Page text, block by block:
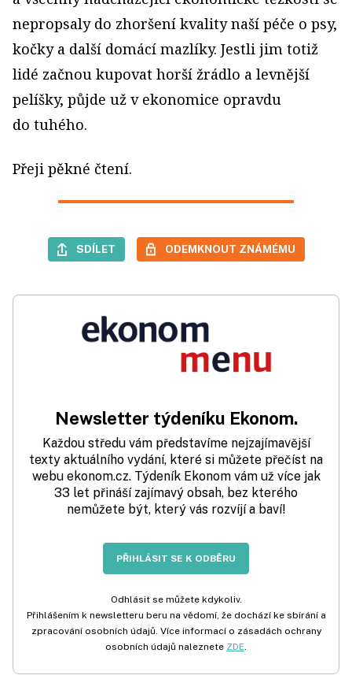
nepropsaly do zhoršení kvality naší péče o psy,
kočky a další domácí mazlíky. Jestli jim totiž
lidé začnou kupovat horší žrádlo a levnější
pelíšky, půjde už v ekonomice opravdu
do tuhého.
Přeji pěkné čtení.
SDÍLET ODEMKNOUT ZNÁMÉMU
Newsletter týdeníku Ekonom.
Každou středu vám představíme nejzajímavější
texty aktuálního vydání, které si můžete přečíst na
webu ekonom.cz. Týdeník Ekonom vám už více jak
33 let přináší zajímavý obsah, bez kterého
nemůžete být, který vás rozvíjí a baví!
PŘIHLÁSIT SE K ODBĚRU
Odhlásit se můžete kdykoliv.
Přihlášením k newsletteru beru na vědomí, že dochází ke sbírání a
zpracování osobních údajů. Více informací o zásadách ochrany
osobních údajů naleznete ZDE